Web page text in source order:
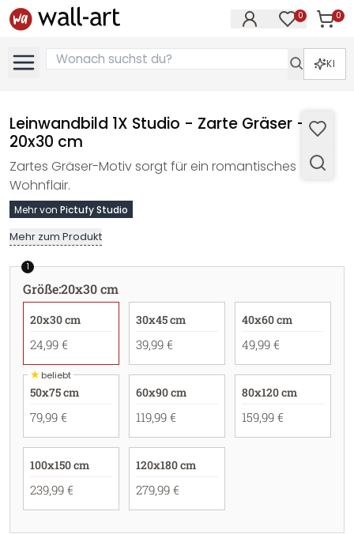
0 0
KI
Leinwandbild 1X Studio - Zarte Gräser -
20x30 cm
Zartes Gräser-Motiv sorgt für ein romantisches
Wohnflair.
Mehr von Pictufy Studio
Mehr zum Produkt
1
Größe:20x30 cm
20x30 cm
24,99 €
30x45 cm
39,99 €
40x60 cm
49,99 €
★beliebt
50x75 cm
79,99 €
60x90 cm
119,99 €
80x120 cm
159,99 €
100x150 cm
239,99 €
120x180 cm
279,99 €